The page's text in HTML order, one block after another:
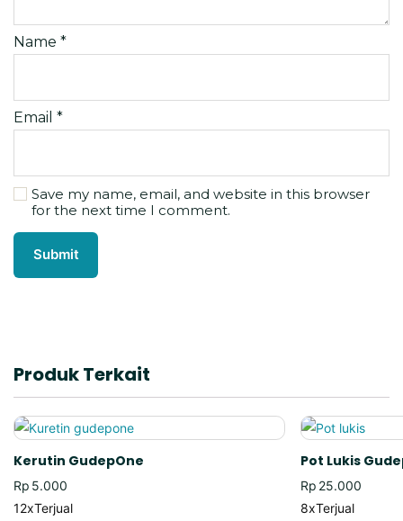
Name *
Email *
Save my name, email, and website in this browser
for the next time I comment.
Produk Terkait
Kerutin GudepOne
Rp 5.000
12xTerjual
Pot Lukis
Rp 25.000
8xTerjual